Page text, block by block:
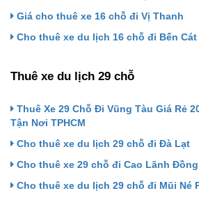
Giá cho thuê xe 16 chỗ đi Vị Thanh
Cho thuê xe du lịch 16 chỗ đi Bến Cát
Thuê xe du lịch 29 chỗ
Thuê Xe 29 Chỗ Đi Vũng Tàu Giá Rẻ
Tận Nơi TPHCM
Cho thuê xe du lịch 29 chỗ đi Đà Lạt
Cho thuê xe 29 chỗ đi Cao Lãnh
Cho thuê xe du lịch 29 chỗ đi Mũi Né